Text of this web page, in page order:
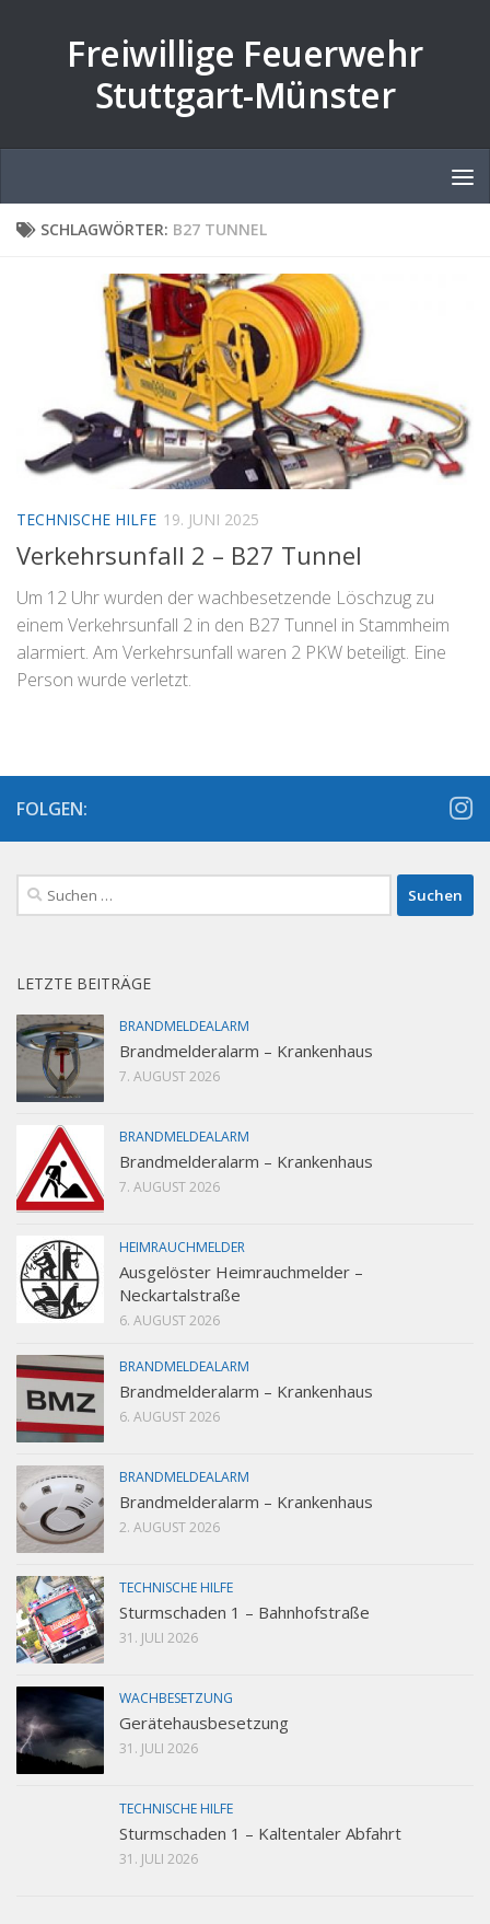
Freiwillige Feuerwehr
Stuttgart-Münster
SCHLAGWÖRTER: B27 TUNNEL
TECHNISCHE HILFE 19. JUNI 2025
Verkehrsunfall 2 – B27 Tunnel
Um 12 Uhr wurden der wachbesetzende Löschzug zu
einem Verkehrsunfall 2 in den B27 Tunnel in Stammheim
alarmiert. Am Verkehrsunfall waren 2 PKW beteiligt. Eine
Person wurde verletzt.
FOLGEN:
Suchen
nach:
LETZTE BEITRÄGE
BRANDMELDEALARM
Brandmelderalarm – Krankenhaus
7. AUGUST 2026
BRANDMELDEALARM
Brandmelderalarm – Krankenhaus
7. AUGUST 2026
HEIMRAUCHMELDER
Ausgelöster Heimrauchmelder –
Neckartalstraße
6. AUGUST 2026
BRANDMELDEALARM
Brandmelderalarm – Krankenhaus
6. AUGUST 2026
BRANDMELDEALARM
Brandmelderalarm – Krankenhaus
2. AUGUST 2026
TECHNISCHE HILFE
Sturmschaden 1 – Bahnhofstraße
31. JULI 2026
WACHBESETZUNG
Gerätehausbesetzung
31. JULI 2026
TECHNISCHE HILFE
Sturmschaden 1 – Kaltentaler Abfahrt
31. JULI 2026